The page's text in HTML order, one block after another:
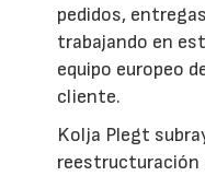
pedidos,
trabajando en
equipo europeo
cliente.
Kolja Plegt
reestructuración